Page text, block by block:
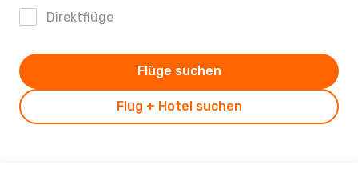
Direktflüge
Flug + Hotel suchen
Flüge suchen